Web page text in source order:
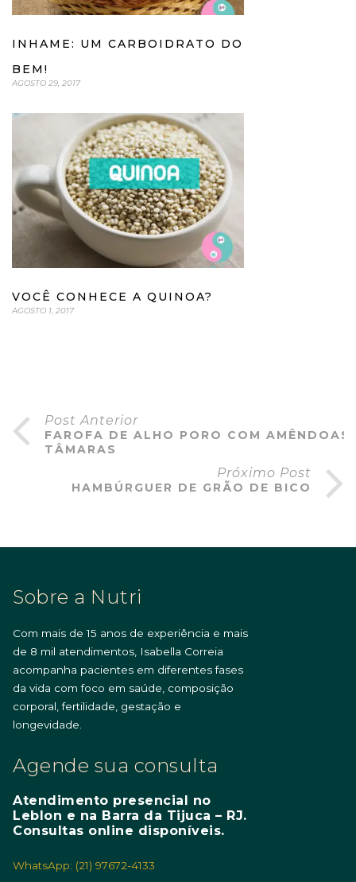
INHAME: UM CARBOIDRATO DO
BEM!
AGOSTO 29, 2017
VOCÊ CONHECE A QUINOA?
AGOSTO 1, 2017
Post Anterior
FAROFA DE ALHO PORO COM AMÊNDOAS
TÂMARAS
Próximo Post
HAMBÚRGUER DE GRÃO DE BICO
Sobre a Nutri
Com mais de 15 anos de experiência e mais
de 8 mil atendimentos, Isabella Correia
acompanha pacientes em diferentes fases
da vida com foco em saúde, composição
corporal, fertilidade, gestação e
longevidade.
Agende sua consulta
Atendimento presencial no
Leblon e na Barra da Tijuca – RJ.
Consultas online disponíveis.
WhatsApp: (21) 97672-4133